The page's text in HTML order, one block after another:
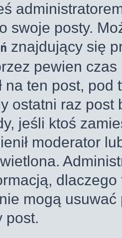
swoje posty.
znajdujący się
pewien
na ten post,
ostatni raz post
jeśli ktoś
moderator
mogą usuwać
post.